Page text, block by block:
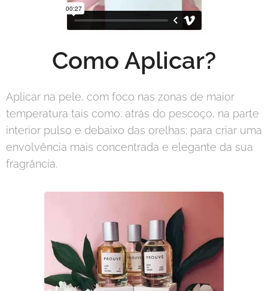
Como Aplicar?
Aplicar na pele, com foco nas zonas de maior
temperatura tais como: atrás do pescoço, na parte
interior pulso e debaixo das orelhas; para criar uma
envolvência mais concentrada e elegante da sua
fragrância.